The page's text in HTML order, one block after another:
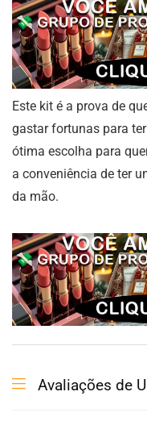
Este kit é a prova de
gastar fortunas para
ótima escolha para
a conveniência de ter
da mão.
Avaliações de